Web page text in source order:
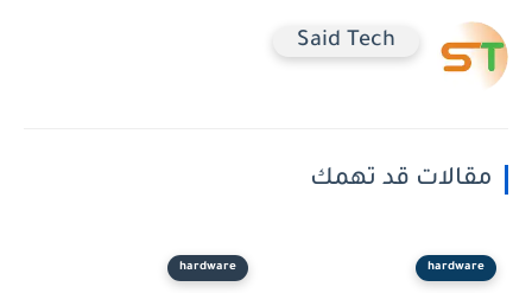
Said Tech
مقالات قد تهمك
hardware
hardware